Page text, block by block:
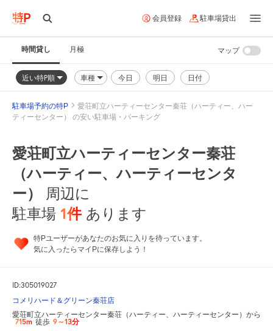
会員登録 駐車場貸出
時間貸し 月極
近い特P順 車種 今日 明日 日付
マップ
駐車場予約の特P
愛荘町立ハーティーセンター秦荘（ハーティー、ハー
ティーセンター） の安い駐車場・パーキング
愛荘町立ハーティーセンター秦荘
（ハーティー、ハーティーセンタ
ー）
周辺に
駐車場 1件 あります
特Pユーザーがあなたのお気に入りを待っています。
気に入ったらマイPに保存しよう！
ID:305019027
コメリハード＆グリーン秦荘店
愛荘町立ハーティーセンター秦荘（ハーティー、ハーティーセンター）から
715m 徒歩 9～13分